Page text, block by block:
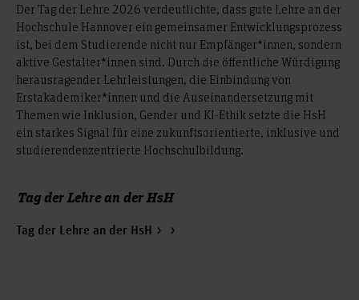
Der Tag der Lehre 2026 verdeutlichte, dass gute Lehre an der
Hochschule Hannover ein gemeinsamer Entwicklungsprozess
ist, bei dem Studierende nicht nur Empfänger*innen, sondern
aktive Gestalter*innen sind. Durch die öffentliche Würdigung
herausragender Lehrleistungen, die Einbindung von
Erstakademiker*innen und die Auseinandersetzung mit
Themen wie Inklusion, Gender und KI-Ethik setzte die HsH
ein starkes Signal für eine zukunftsorientierte, inklusive und
studierendenzentrierte Hochschulbildung.
Tag der Lehre an der HsH
Tag der Lehre an der HsH